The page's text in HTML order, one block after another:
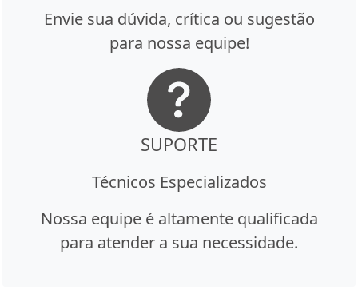
Envie sua dúvida, crítica ou sugestão
para nossa equipe!
SUPORTE
Técnicos Especializados
Nossa equipe é altamente qualificada
para atender a sua necessidade.